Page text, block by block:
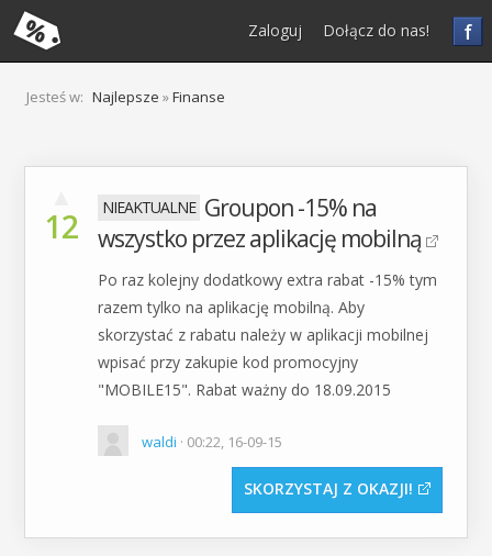
f
Zaloguj Dołącz do nas!
Jesteś w: Najlepsze »Finanse
12
Groupon -15% na
wszystko przez aplikację mobilną
Po raz kolejny dodatkowy extra rabat -15% tym
razem tylko na aplikację mobilną. Aby
skorzystać z rabatu należy w aplikacji mobilnej
wpisać przy zakupie kod promocyjny
"MOBILE15". Rabat ważny do 18.09.2015
waldi · 00:22, 16-09-15
SKORZYSTAJ Z OKAZJI